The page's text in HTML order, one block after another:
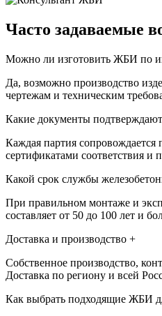
Часто задаваемые
Можно ли изготовить ЖБИ по
Да, возможно производство
чертежам и техническим
Какие документы
Каждая партия сопровождается
сертификатами соответствия и
Какой срок службы
При правильном монтаже и
составляет от 50 до 100 лет и
Доставка и производство +
Собственное производство,
Доставка по региону и всей
Как выбрать подходящие ЖБИ